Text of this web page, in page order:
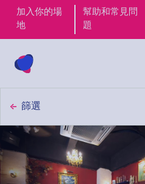
加入你的場
地
幫助和常見問
題
篩選